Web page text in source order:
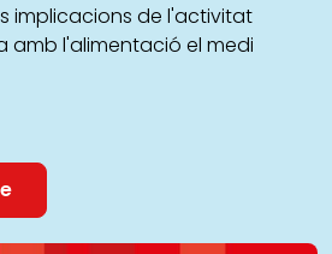
implicacions de l'activitat
amb l'alimentació el medi